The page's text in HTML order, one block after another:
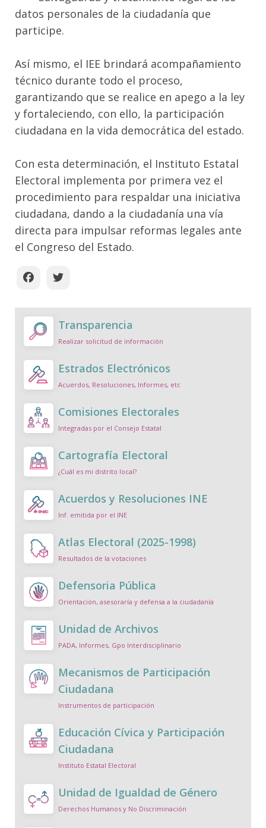
datos personales de la ciudadanía que
participe.
Así mismo, el IEE brindará acompañamiento
técnico durante todo el proceso,
garantizando que se realice en apego a la ley
y fortaleciendo, con ello, la participación
ciudadana en la vida democrática del estado.
Con esta determinación, el Instituto Estatal
Electoral implementa por primera vez el
procedimiento para respaldar una iniciativa
ciudadana, dando a la ciudadanía una vía
directa para impulsar reformas legales ante
el Congreso del Estado.
Transparencia
Realizar solicitud de información
Estrados Electrónicos
Acuerdos, Resoluciones, Informes, etc
Comisiones Electorales
Integradas por el Consejo Estatal
Cartografía Electoral
¿Cuál es mi distrito local?
Acuerdos y Resoluciones INE
Inf. emitida por el INE
Atlas Electoral (2025-1998)
Resultados de la votaciones
Defensoria Pública
Orientación, asesoraría y defensa a la ciudadanía
Unidad de Archivos
PADA, Informes, Gpo Interdisciplinario
Mecanismos de Participación
Ciudadana
Instrumentos de participación
Educación Cívica y Participación
Ciudadana
Instituto Estatal Electoral
Unidad de Igualdad de Género
Derechos Humanos y No Discriminación